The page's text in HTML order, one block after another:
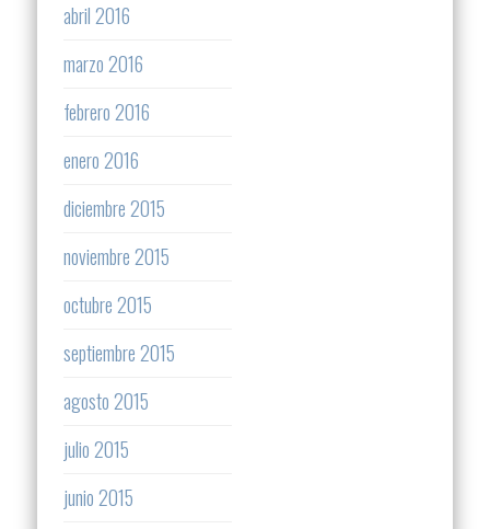
abril 2016
marzo 2016
febrero 2016
enero 2016
diciembre 2015
noviembre 2015
octubre 2015
septiembre 2015
agosto 2015
julio 2015
junio 2015